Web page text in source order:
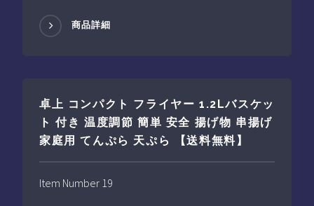
商品詳細
卓上 コンパクト フライヤー 1.2Lバスケッ
ト 付き 温度調節 簡単 安全 揚げ物 串揚げ
家庭用 てんぷら 天ぷら 【送料無料】
Item Number 19